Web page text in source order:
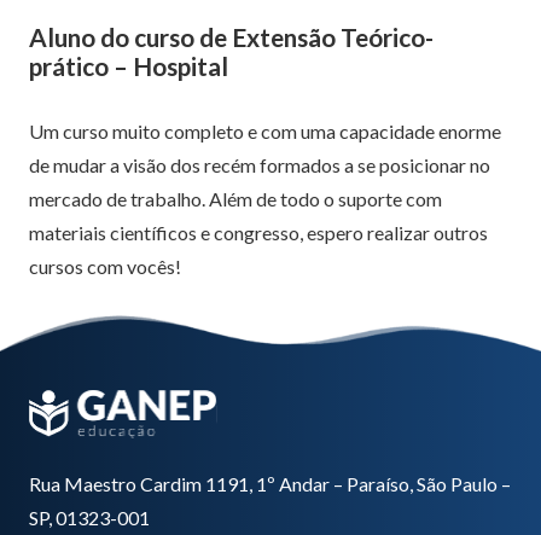
Aluno do curso de Extensão Teórico-
prático – Hospital
Um curso muito completo e com uma capacidade enorme
de mudar a visão dos recém formados a se posicionar no
mercado de trabalho. Além de todo o suporte com
materiais científicos e congresso, espero realizar outros
cursos com vocês!
Rua Maestro Cardim 1191, 1º Andar – Paraíso, São Paulo –
SP, 01323-001